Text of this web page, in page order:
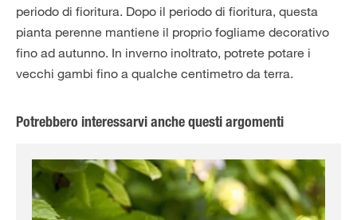
periodo di fioritura. Dopo il periodo di fioritura, questa
pianta perenne mantiene il proprio fogliame decorativo
fino ad autunno. In inverno inoltrato, potrete potare i
vecchi gambi fino a qualche centimetro da terra.
Potrebbero interessarvi anche questi argomenti